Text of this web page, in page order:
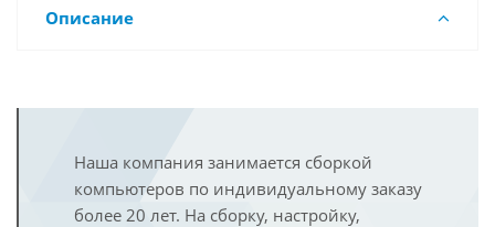
Описание
Наша компания занимается сборкой
компьютеров по индивидуальному заказу
более 20 лет. На сборку, настройку,